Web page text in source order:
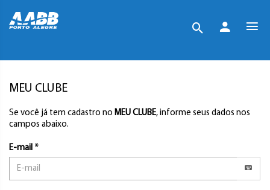
MEU CLUBE
Se você já tem cadastro no MEU CLUBE, informe seus dados nos
campos abaixo.
E-mail *